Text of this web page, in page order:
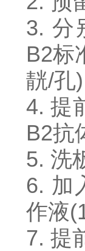
3. 分
B2标
靗/孔
4. 提
B2抗
5. 洗
6. 加
作液
7. 提